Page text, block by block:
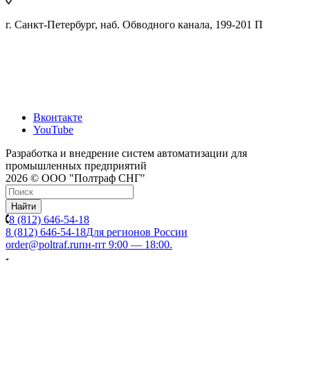
г. Санкт-Петербург, наб. Обводного канала, 199-201 П
Вконтакте
YouTube
Разработка и внедрение систем автоматизации для
промышленных предприятий
2026 © ООО "Полтраф СНГ"
Найти
8 (812) 646-54-18
8 (812) 646-54-18Для регионов России
order@poltraf.ruпн-пт 9:00 — 18:00.